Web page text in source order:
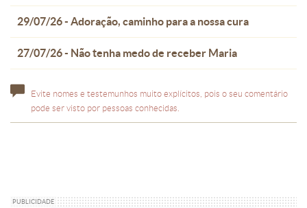
29/07/26 - Adoração, caminho para a nossa cura
27/07/26 - Não tenha medo de receber Maria
Evite nomes e testemunhos muito explícitos, pois o seu comentário
pode ser visto por pessoas conhecidas.
PUBLICIDADE